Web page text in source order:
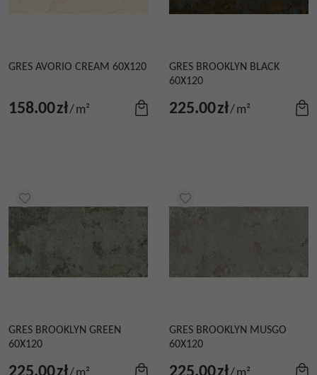
GRES AVORIO CREAM 60X120
158.00zł/m²
GRES BROOKLYN BLACK
60X120
225.00zł/m²
GRES BROOKLYN GREEN
60X120
GRES BROOKLYN MUSGO
60X120